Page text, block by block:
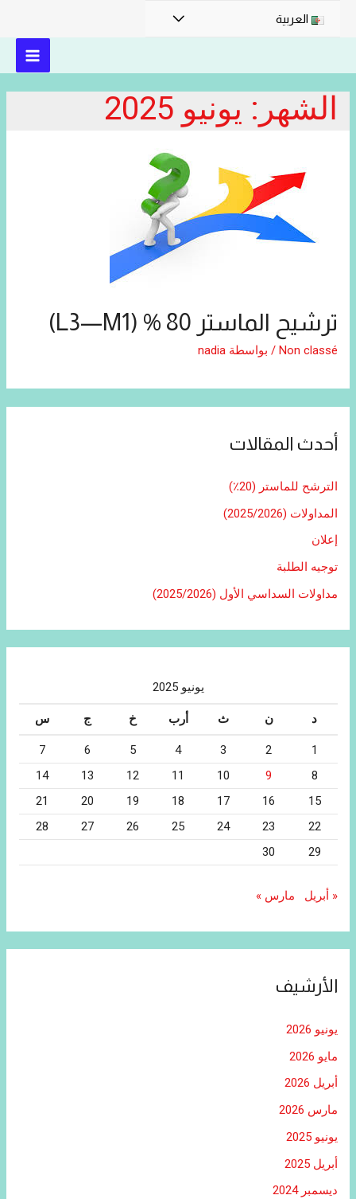
العربية القائمة
الشهر: يونيو 2025
ترشيح الماستر 80 % (L3—M1)
Non classé / بواسطة nadia
أحدث المقالات
الترشح للماستر (20٪)
المداولات (2025/2026)
إعلان
توجيه الطلبة
مداولات السداسي الأول (2025/2026)
يونيو 2025
د ن ث أرب خ ج س
1
2
3
4
5
6
7
8
9
10
11
12
13
14
15
16
17
18
19
20
21
22
23
24
25
26
27
28
29
30
« أبريل مارس »
الأرشيف
يونيو 2026
مايو 2026
أبريل 2026
مارس 2026
يونيو 2025
أبريل 2025
ديسمبر 2024